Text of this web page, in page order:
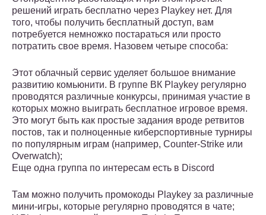
решений играть бесплатно через Playkey нет. Для
того, чтобы получить бесплатный доступ, вам
потребуется немножко постараться или просто
потратить свое время. Назовем четыре способа:
Этот облачный сервис уделяет большое внимание
развитию комьюнити. В группе ВК Playkey регулярно
проводятся различные конкурсы, принимая участие в
которых можно выиграть бесплатное игровое время.
Это могут быть как простые задания вроде ретвитов
постов, так и полноценные киберспортивные турниры
по популярным играм (например, Counter-Strike или
Overwatch);
Еще одна группа по интересам есть в Discord
Там можно получить промокоды Playkey за различные
мини-игры, которые регулярно проводятся в чате;